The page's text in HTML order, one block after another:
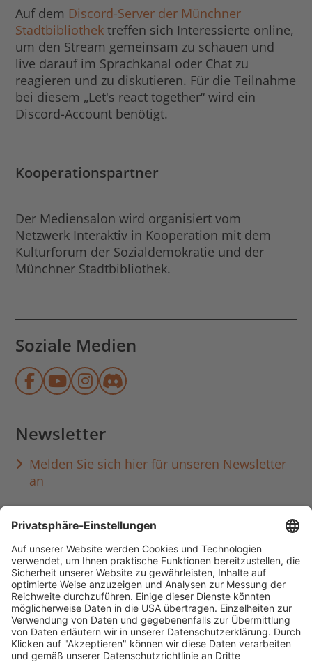
Auf dem Discord-Server der Münchner
Stadtbibliothek treffen sich Interessierte online,
um den Stream gemeinsam zu schauen und
live darauf im Sprachkanal oder Chat zu
reagieren und zu diskutieren. Für die Teilnahme
bei diesem „Let's react together“ wird ein
Discord-Account benötigt.
Kooperationspartner
Der Mediensalon wird organisiert vom
Netzwerk Interaktiv in Kooperation mit dem
Kulturforum der Sozialdemokratie und der
Münchner Stadtbibliothek.
Soziale Medien
Münchner Stadtbibliothek auf
Münchner Stadtbibliothek auf
Münchner Stadtbibliothek
Münchner
Newsletter
Melden Sie sich hier für unseren Newsletter
an
Häufig aufgerufen
Standorte & Öffnungszeiten
anmelden & ausleihen
Ausbildung & Karriere